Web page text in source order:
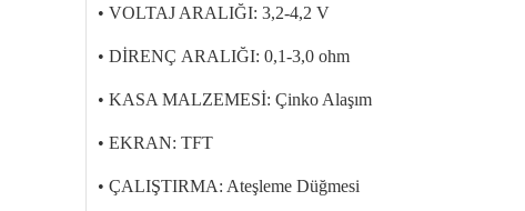
• VOLTAJ ARALIĞI: 3,2-4,2 V
• DİRENÇ ARALIĞI: 0,1-3,0 ohm
• KASA MALZEMESİ: Çinko Alaşım
• EKRAN: TFT
• ÇALIŞTIRMA: Ateşleme Düğmesi